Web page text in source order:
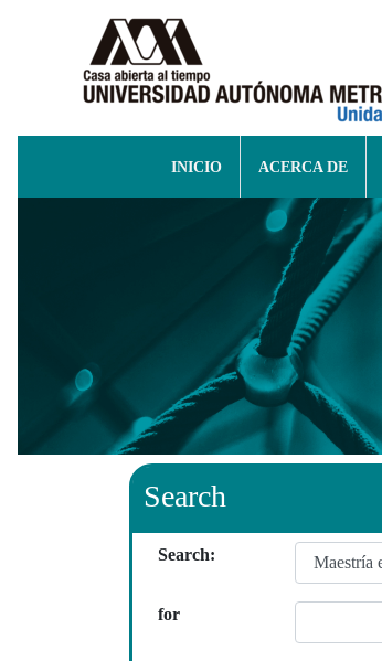
INICIO ACERCA DE
Search
Search:
for